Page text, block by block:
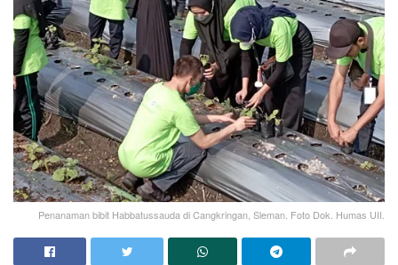
Penanaman bibit Habbatussauda di Cangkringan, Sleman. Foto Dok. Humas UII.